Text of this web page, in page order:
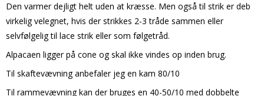
Den varmer dejligt helt uden at kræsse. Men også til strik er deb
virkelig velegnet, hvis der strikkes 2-3 tråde sammen eller
selvfølgelig til lace strik eller som følgetråd.
Alpacaen ligger på cone og skal ikke vindes op inden brug.
Til skaftevævning anbefaler jeg en kam 80/10
Til rammevævning kan der bruges en 40-50/10 med dobbelte